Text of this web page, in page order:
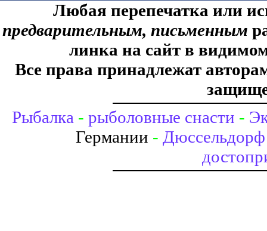
Любая перепечатка или
предварительным, письменным
линка на сайт в
Все права принадлежат
Рыбалка - рыболовные снасти -
Германии - Дюссельдорф